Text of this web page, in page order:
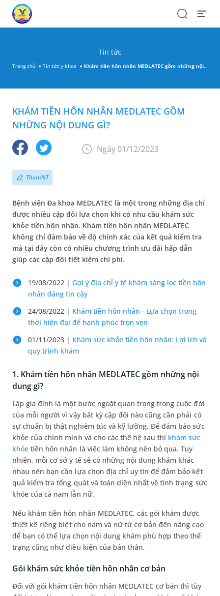
SearchOpen
Tin tức
Trang chủ Tin tức y khoa Khám tiền hôn nhân MEDLATEC gồm những nội dung gì?
KHÁM TIỀN HÔN NHÂN MEDLATEC GỒM
NHỮNG NỘI DUNG GÌ?
Ngày 01/12/2023
ThomNT
Bệnh viện Đa khoa MEDLATEC là một trong những địa chỉ
được nhiều cặp đôi lựa chọn khi có nhu cầu khám sức
khỏe tiền hôn nhân. Khám tiền hôn nhân MEDLATEC
không chỉ đảm bảo về độ chính xác của kết quả kiểm tra
mà tại đây còn có nhiều chương trình ưu đãi hấp dẫn
giúp các cặp đôi tiết kiệm chi phí.
19/08/2022 | Gợi ý địa chỉ y tế khám sàng lọc tiền hôn
nhân đáng tin cậy
24/08/2022 | Khám tiền hôn nhân - Lựa chọn trong
thời hiện đại để hạnh phúc trọn vẹn
01/11/2023 | Khám sức khỏe tiền hôn nhân: Lợi ích và
quy trình khám
1. Khám tiền hôn nhân MEDLATEC gồm những nội
dung gì?
Lập gia đình là một bước ngoặt quan trọng trong cuộc đời
của mỗi người vì vậy bất kỳ cặp đôi nào cũng cần phải có
sự chuẩn bị thật nghiêm túc và kỹ lưỡng. Để đảm bảo sức
khỏe của chính mình và cho các thế hệ sau thì khám sức
khỏe tiền hôn nhân là việc làm không nên bỏ qua. Tuy
nhiên, mỗi cơ sở y tế sẽ có những nội dung khám khác
nhau nên bạn cần lựa chọn địa chỉ uy tín để đảm bảo kết
quả kiểm tra tổng quát và toàn diện nhất về tình trạng sức
khỏe của cả nam lẫn nữ.
Nếu khám tiền hôn nhân MEDLATEC, các gói khám được
thiết kế riêng biệt cho nam và nữ từ cơ bản đến nâng cao
để bạn có thể lựa chọn nội dung khám phù hợp theo thể
trạng cũng như điều kiện của bản thân.
Gói khám sức khỏe tiền hôn nhân cơ bản
Đối với gói khám tiền hôn nhân MEDLATEC cơ bản thì tùy